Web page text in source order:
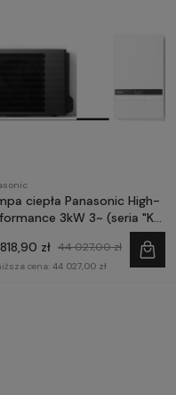
ciepła Panasonic High-
3kW 3~ (seria "K")
SDC03KE5 [ARCHIWALNY]
zł 44 027,00 zł
cena: 44 027,00 zł